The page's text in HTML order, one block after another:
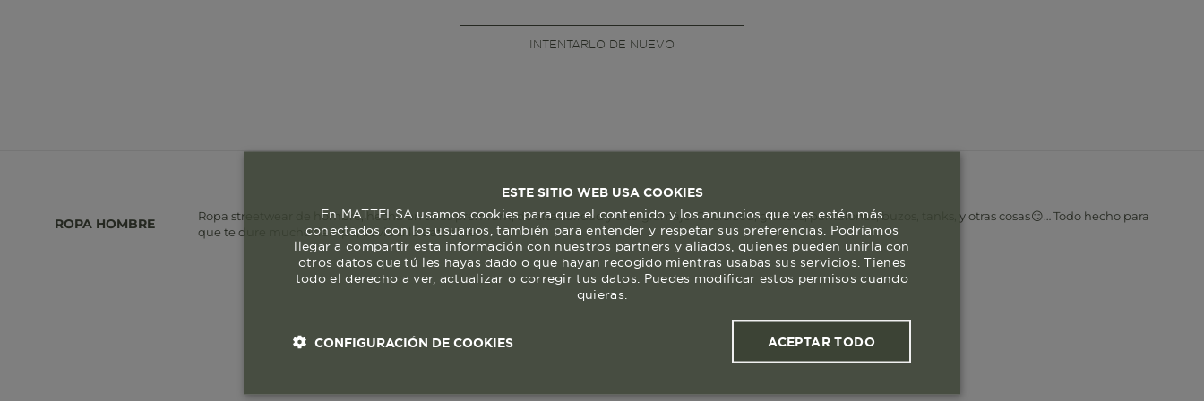
INTENTARLO DE NUEVO
ROPA HOMBRE
Ropa streetwear de hombre, hecha en telas premium, de alta calidad y alto gramaje. Oversized, gráficos, pantalones, buzos, tanks, y otras cosas😏… Todo hecho para
que te dure mucho tiempo, obvio si lo tratas bien.
ESTE SITIO WEB USA COOKIES
En MATTELSA usamos cookies para que el contenido y los anuncios que ves estén más
conectados con los usuarios, también para entender y respetar sus preferencias. Podríamos
llegar a compartir esta información con nuestros partners y aliados, quienes pueden unirla con
otros datos que tú les hayas dado o que hayan recogido mientras usabas sus servicios. Tienes
todo el derecho a ver, actualizar o corregir tus datos. Puedes modificar estos permisos cuando
quieras.
ACEPTAR TODO
CONFIGURACIÓN DE COOKIES
Cookies esenciales y
Cookies de
Cookies de
Cookies funcionales